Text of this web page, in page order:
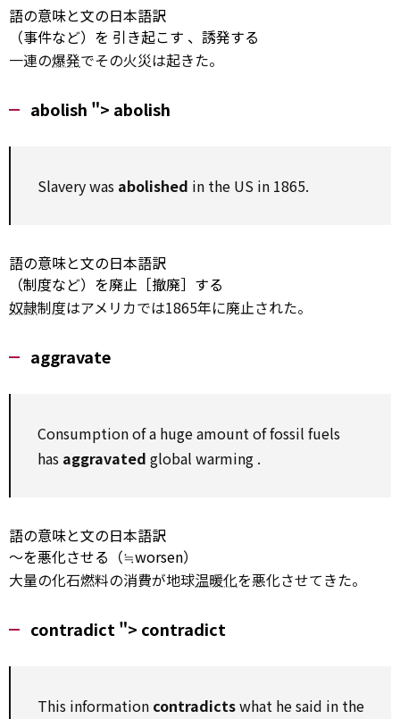
語の意味と文の日本語訳
（事件など）を 引き起こす 、誘発する
一連の爆発でその火災は起きた。
abolish "> abolish
Slaverywas abolished in the US in 1865.
語の意味と文の日本語訳
（制度など）を廃止［撤廃］する
奴隷制度はアメリカでは1865年に廃止された。
aggravate
Consumptionof a hugeamount offossil fuels
has aggravated global warming .
語の意味と文の日本語訳
～を悪化させる（≒worsen）
大量の化石燃料の消費が地球温暖化を悪化させてきた。
contradict "> contradict
This information contradictswhat he said in the